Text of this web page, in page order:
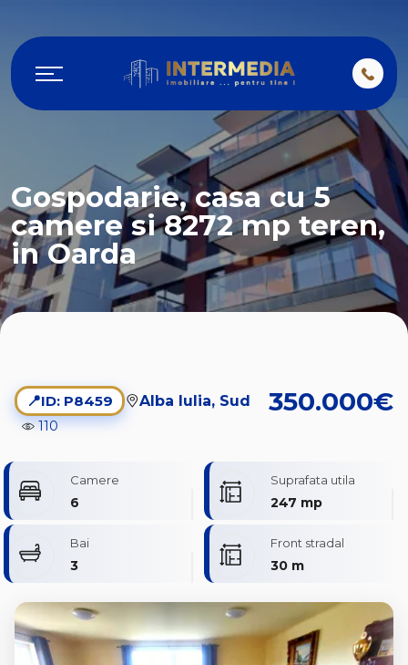
Gospodarie, casa cu 5
camere si 8272 mp teren,
in Oarda
📍ID: P8459 Alba Iulia, Sud
110
350.000€
Camere
6
Suprafata utila
247 mp
Bai
3
Front stradal
30 m